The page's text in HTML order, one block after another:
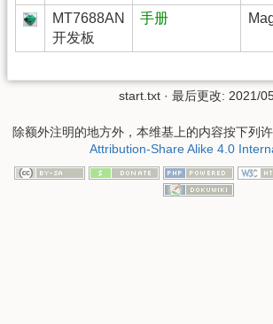
MT7688AN
开发板
手册
start.txt · 最后更改: 2021/
除额外注明的地方外，本维基上的内容按下列
Attribution-Share Alike 4.0